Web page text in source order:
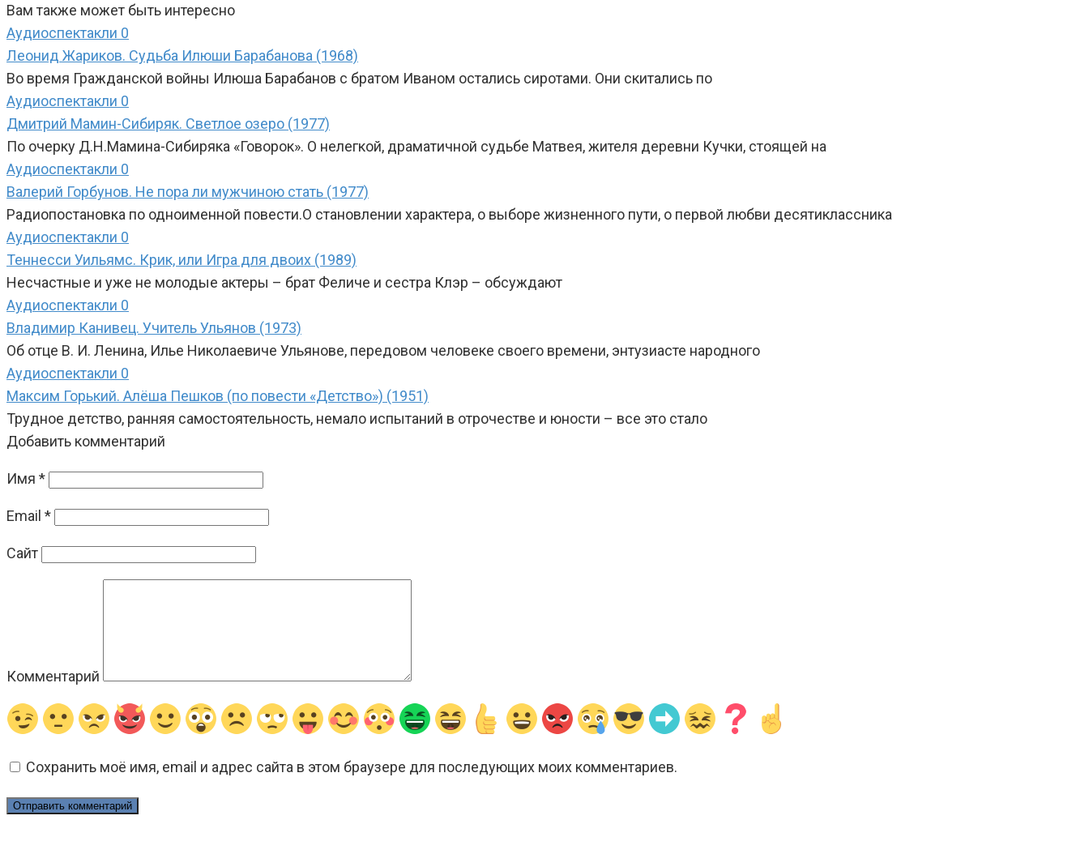
Вам также может быть интересно
Аудиоспектакли 0
Леонид Жариков. Судьба Илюши Барабанова (1968)
Во время Гражданской войны Илюша Барабанов с братом Иваном остались сиротами. Они скитались по
Аудиоспектакли 0
Дмитрий Мамин-Сибиряк. Светлое озеро (1977)
По очерку Д.Н.Мамина-Сибиряка «Говорок». О нелегкой, драматичной судьбе Матвея, жителя деревни Кучки, стоящей на
Аудиоспектакли 0
Валерий Горбунов. Не пора ли мужчиною стать (1977)
Радиопостановка по одноименной повести.О становлении характера, о выборе жизненного пути, о первой любви десятиклассника
Аудиоспектакли 0
Теннесси Уильямс. Крик, или Игра для двоих (1989)
Несчастные и уже не молодые актеры – брат Феличе и сестра Клэр – обсуждают
Аудиоспектакли 0
Владимир Канивец. Учитель Ульянов (1973)
Об отце В. И. Ленина, Илье Николаевиче Ульянове, передовом человеке своего времени, энтузиасте народного
Аудиоспектакли 0
Максим Горький. Алёша Пешков (по повести «Детство») (1951)
Трудное детство, ранняя самостоятельность, немало испытаний в отрочестве и юности – все это стало
Добавить комментарий
Имя *
Email *
Сайт
Комментарий
Сохранить моё имя, email и адрес сайта в этом браузере для последующих моих комментариев.